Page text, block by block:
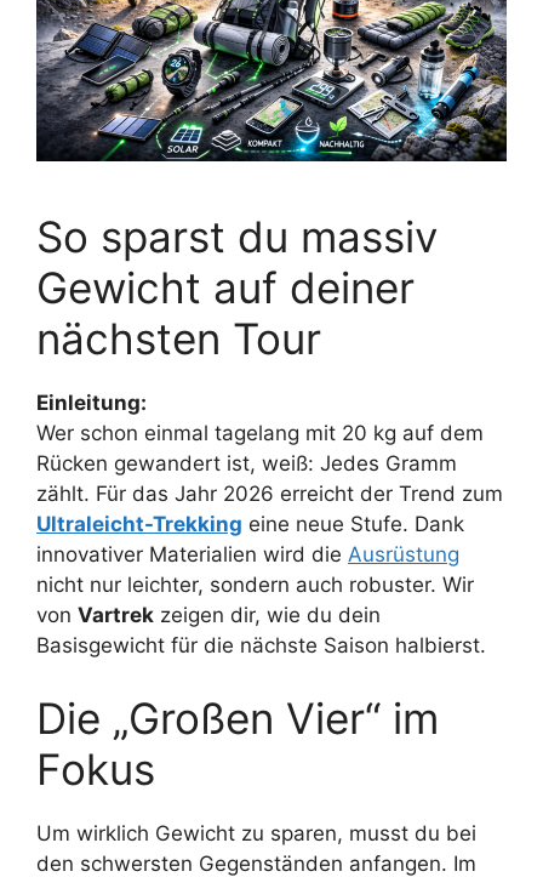
So sparst du massiv
Gewicht auf deiner
nächsten Tour
Einleitung:
Wer schon einmal tagelang mit 20 kg auf dem
Rücken gewandert ist, weiß: Jedes Gramm
zählt. Für das Jahr 2026 erreicht der Trend zum
Ultraleicht-Trekking eine neue Stufe. Dank
innovativer Materialien wird die Ausrüstung
nicht nur leichter, sondern auch robuster. Wir
von Vartrek zeigen dir, wie du dein
Basisgewicht für die nächste Saison halbierst.
Die „Großen Vier“ im
Fokus
Um wirklich Gewicht zu sparen, musst du bei
den schwersten Gegenständen anfangen. Im